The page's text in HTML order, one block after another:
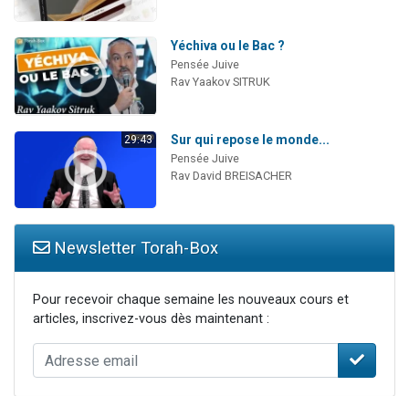
Yéchiva ou le Bac ?
Pensée Juive
Rav Yaakov SITRUK
29:43 Sur qui repose le monde...
Pensée Juive
Rav David BREISACHER
Newsletter Torah-Box
Pour recevoir chaque semaine les nouveaux cours et
articles, inscrivez-vous dès maintenant :